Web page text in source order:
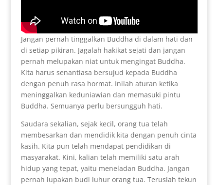
Jangan pernah tinggalkan Buddha di dalam hati dan
di setiap pikiran. Jagalah hakikat sejati dan jangan
pernah melupakan niat untuk mengingat Buddha.
Kita harus senantiasa bersujud kepada Buddha
dengan penuh rasa hormat. Inilah aturan ketika
meninggalkan keduniawian dan memasuki pintu
Buddha. Semuanya perlu bersungguh hati.
Saudara sekalian, sejak kecil, orang tua telah
membesarkan dan mendidik kita dengan penuh cinta
kasih. Kita pun telah mendapat pendidikan di
masyarakat. Kini, kalian telah memiliki satu arah
hidup yang tepat, yaitu meneladan Buddha. Jangan
pernah lupakan budi luhur orang tua. Teruslah tekun